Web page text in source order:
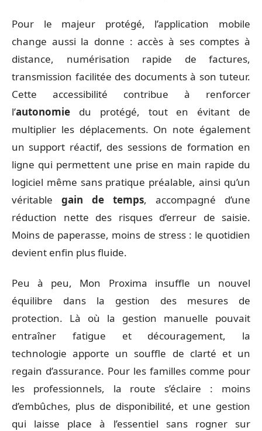
Pour le majeur protégé, l’application mobile
change aussi la donne : accès à ses comptes à
distance, numérisation rapide de factures,
transmission facilitée des documents à son tuteur.
Cette accessibilité contribue à renforcer
l’autonomie du protégé, tout en évitant de
multiplier les déplacements. On note également
un support réactif, des sessions de formation en
ligne qui permettent une prise en main rapide du
logiciel même sans pratique préalable, ainsi qu’un
véritable gain de temps, accompagné d’une
réduction nette des risques d’erreur de saisie.
Moins de paperasse, moins de stress : le quotidien
devient enfin plus fluide.
Peu à peu, Mon Proxima insuffle un nouvel
équilibre dans la gestion des mesures de
protection. Là où la gestion manuelle pouvait
entraîner fatigue et découragement, la
technologie apporte un souffle de clarté et un
regain d’assurance. Pour les familles comme pour
les professionnels, la route s’éclaire : moins
d’embûches, plus de disponibilité, et une gestion
qui laisse place à l’essentiel sans rogner sur